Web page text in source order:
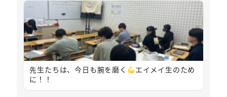
先生たちは、今日も腕を磨く
エイメイ生のため
に！！